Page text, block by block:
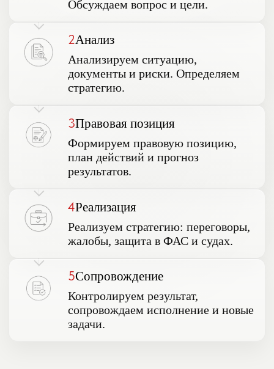
Обсуждаем вопрос и цели.
2Анализ
Анализируем ситуацию,
документы и риски. Определяем
стратегию.
3Правовая позиция
Формируем правовую позицию,
план действий и прогноз
результатов.
4Реализация
Реализуем стратегию: переговоры,
жалобы, защита в ФАС и судах.
5Сопровождение
Контролируем результат,
сопровождаем исполнение и новые
задачи.